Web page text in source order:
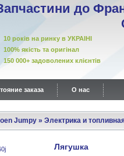
до
10 років на ринку в
100% якість та оригінал
150 000+ задоволених
заказа О нас
Jumpy » Электрика и
Лягушка